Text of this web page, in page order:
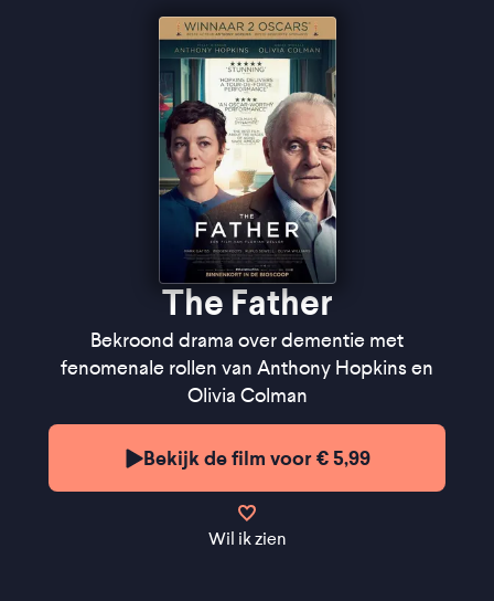
realistisch en herkenbaar tragisch is'' ★★★★
''Anthony Hopkins maakt de terreur van het
vergeten voelbaar'' ★★★★ De Morgen
''De film verwart en desoriënteert, en haalt onze
belevingswereld door de mangel'' ★★★★
The Father
Bekroond drama over dementie met
fenomenale rollen van Anthony Hopkins en
Olivia Colman
Bekijk de film voor € 5,99
Wil ik zien